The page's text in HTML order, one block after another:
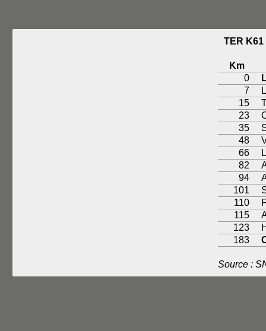
TER
Km
0
7
15
23
35
48
66
82
94
101
110
115
123
183
Source :